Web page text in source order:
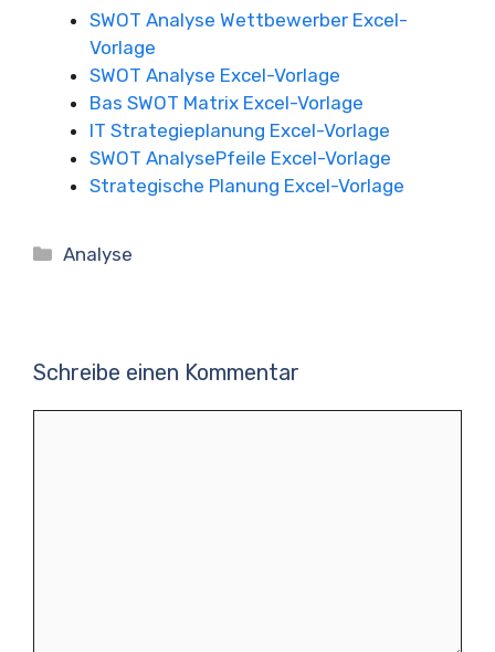
SWOT Analyse Wettbewerber Excel-
Vorlage
SWOT Analyse Excel-Vorlage
Bas SWOT Matrix Excel-Vorlage
IT Strategieplanung Excel-Vorlage
SWOT AnalysePfeile Excel-Vorlage
Strategische Planung Excel-Vorlage
Kategorien
Analyse
Schreibe einen Kommentar